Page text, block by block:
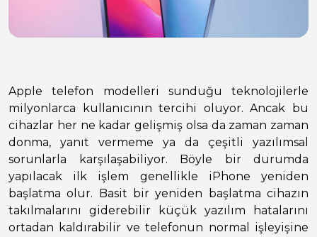
Apple telefon modelleri sunduğu teknolojilerle
milyonlarca kullanıcının tercihi oluyor. Ancak bu
cihazlar her ne kadar gelişmiş olsa da zaman zaman
donma, yanıt vermeme ya da çeşitli yazılımsal
sorunlarla karşılaşabiliyor. Böyle bir durumda
yapılacak ilk işlem genellikle iPhone yeniden
başlatma olur. Basit bir yeniden başlatma cihazın
takılmalarını giderebilir küçük yazılım hatalarını
ortadan kaldırabilir ve telefonun normal işleyişine